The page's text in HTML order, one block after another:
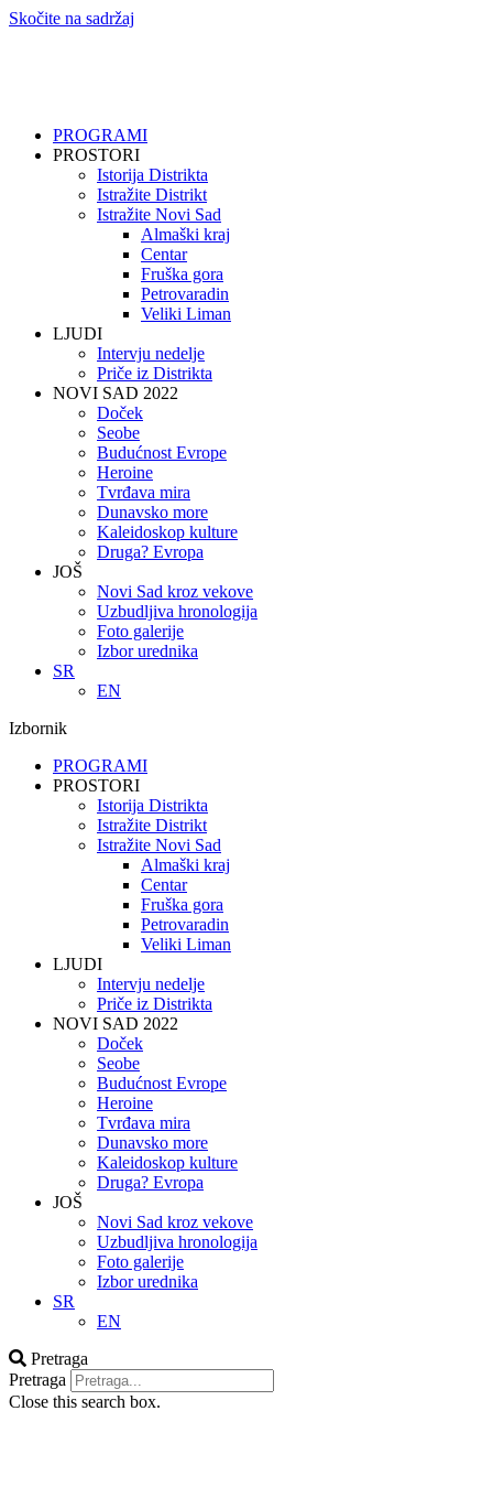
Skočite na sadržaj
PROGRAMI
PROSTORI
Istorija Distrikta
Istražite Distrikt
Istražite Novi Sad
Almaški kraj
Centar
Fruška gora
Petrovaradin
Veliki Liman
LJUDI
Intervju nedelje
Priče iz Distrikta
NOVI SAD 2022
Doček
Seobe
Budućnost Evrope
Heroine
Tvrđava mira
Dunavsko more
Kaleidoskop kulture
Druga? Evropa
JOŠ
Novi Sad kroz vekove
Uzbudljiva hronologija
Foto galerije
Izbor urednika
SR
EN
Izbornik
PROGRAMI
PROSTORI
Istorija Distrikta
Istražite Distrikt
Istražite Novi Sad
Almaški kraj
Centar
Fruška gora
Petrovaradin
Veliki Liman
LJUDI
Intervju nedelje
Priče iz Distrikta
NOVI SAD 2022
Doček
Seobe
Budućnost Evrope
Heroine
Tvrđava mira
Dunavsko more
Kaleidoskop kulture
Druga? Evropa
JOŠ
Novi Sad kroz vekove
Uzbudljiva hronologija
Foto galerije
Izbor urednika
SR
EN
Pretraga
Pretraga
Close this search box.